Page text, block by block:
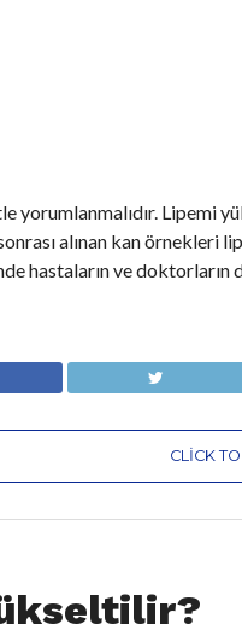
yorumlanmalıdır.
alınan kan
hastaların ve doktorların
CLICK